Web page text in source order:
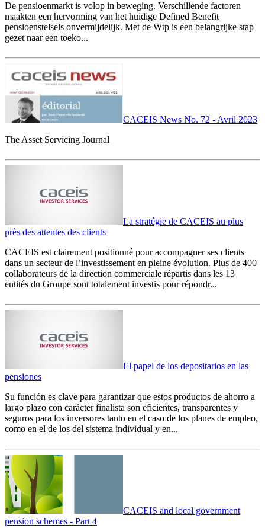
De pensioenmarkt is volop in beweging. Verschillende factoren
maakten een hervorming van het huidige Defined Benefit
pensioenstelsels onvermijdelijk. Met de Wtp is een belangrijke stap
gezet naar een toeko...
CACEIS News No. 72 - Avril 2023
The Asset Servicing Journal
La stratégie de CACEIS au plus
près des attentes des clients
CACEIS est clairement positionné pour accompagner ses clients
dans un secteur de l’investissement en pleine évolution. Plus de 400
collaborateurs de la direction commerciale répartis dans les 13
entités du Groupe sont totalement investis pour répondr...
El papel de los depositarios en las
pensiones
Su función es clave para garantizar que estos productos de ahorro a
largo plazo con carácter finalista son eficientes, transparentes y
seguros para los inversores tanto en el caso de los planes de empleo,
como en el de los del sistema individual y en...
CACEIS and local government
pension schemes - Part 4